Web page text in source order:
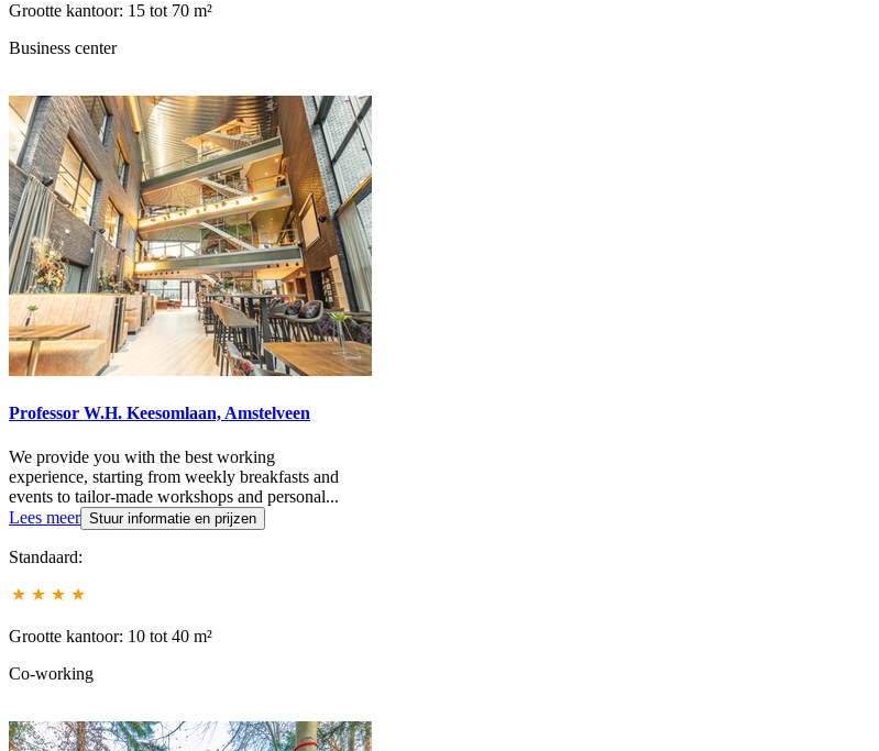
Grootte kantoor: 15 tot 70 m²
Business center
Professor W.H. Keesomlaan, Amstelveen
We provide you with the best working
experience, starting from weekly breakfasts and
events to tailor-made workshops and personal...
Lees meer Stuur informatie en prijzen
Standaard:
Grootte kantoor: 10 tot 40 m²
Co-working